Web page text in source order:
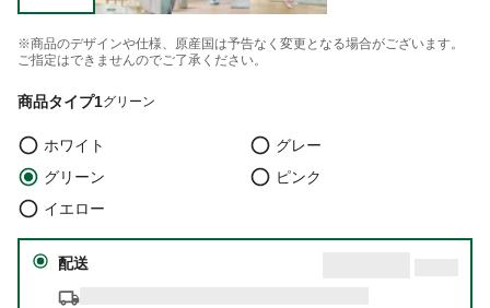
※商品のデザインや仕様、原産国は予告なく変更となる場合がございます。
ご指定はできませんのでご了承ください。
商品タイプ1グリーン
ホワイト
グレー
グリーン
ピンク
イエロー
配送